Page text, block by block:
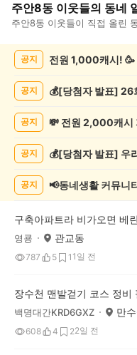
주안8동 이웃들의 동네
주안8동 이웃들이 직접 올린
목
공지 전원 1,000캐시!
공지
공지
공지
공지 📢동네생활 커뮤
구축아파트라 비가오면 베
영쿙 관교동
787 5 1 1일 전
장수천 맨발걷기 코스 정비
백명대간KRD6GXZ 만
608 4 22일 전